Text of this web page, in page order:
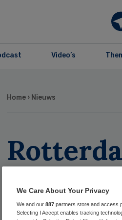
Video’s
Home › Nieuws
aan
schiet
We Care About Your Privacy
We and our 887 partners store and access
Selecting I Accept enables tracking